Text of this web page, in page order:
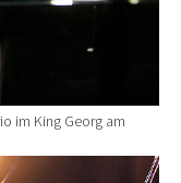
im King Georg am